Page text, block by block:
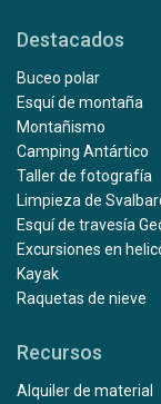
Destacados
Buceo polar
Esquí de montaña
Montañismo
Camping Antártico
Taller de fotografía
Limpieza de
Esquí de travesía
Excursiones en
Kayak
Raquetas de nieve
Recursos
Alquiler de material